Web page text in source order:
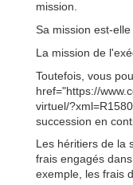
mission.
Sa mission est-
La mission de
Toutefois, vous
href="https://
virtuel/
succession en
Les héritiers de la
frais engagés
exemple, les frais